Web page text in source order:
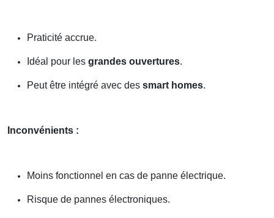
Praticité accrue.
Idéal pour les grandes ouvertures.
Peut être intégré avec des smart homes.
Inconvénients :
Moins fonctionnel en cas de panne électrique.
Risque de pannes électroniques.